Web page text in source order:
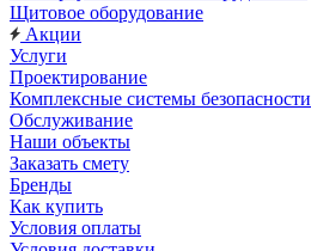
Щитовое оборудование
Акции
Услуги
Проектирование
Комплексные системы безопасности
Обслуживание
Наши объекты
Заказать смету
Бренды
Как купить
Условия оплаты